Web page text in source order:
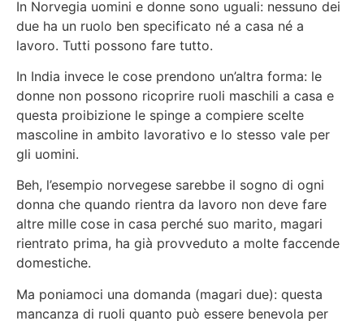
In Norvegia uomini e donne sono uguali: nessuno dei
due ha un ruolo ben specificato né a casa né a
lavoro. Tutti possono fare tutto.
In India invece le cose prendono un’altra forma: le
donne non possono ricoprire ruoli maschili a casa e
questa proibizione le spinge a compiere scelte
mascoline in ambito lavorativo e lo stesso vale per
gli uomini.
Beh, l’esempio norvegese sarebbe il sogno di ogni
donna che quando rientra da lavoro non deve fare
altre mille cose in casa perché suo marito, magari
rientrato prima, ha già provveduto a molte faccende
domestiche.
Ma poniamoci una domanda (magari due): questa
mancanza di ruoli quanto può essere benevola per